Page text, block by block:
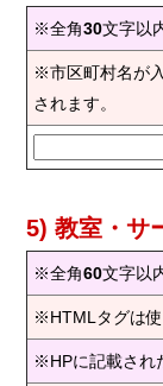
※全角30文字以
※市区町村名が
されます。
5) 教室・サ
※全角60文字以
※HTMLタグは使
※HPに記載され